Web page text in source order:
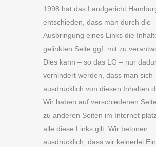
1998 hat das Landgericht
entschieden, dass man durch die
Ausbringung eines Links die
gelinkten Seite ggf. mit zu
Dies kann – so das LG – nur
verhindert werden, dass man sich
ausdrücklich von diesen Inhalten
Wir haben auf verschiedenen
zu anderen Seiten im Internet
alle diese Links gilt: Wir betonen
ausdrücklich, dass wir keinerlei